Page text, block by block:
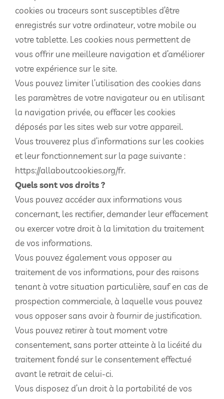
cookies ou traceurs sont susceptibles d’être
enregistrés sur votre ordinateur, votre mobile ou
votre tablette. Les cookies nous permettent de
vous offrir une meilleure navigation et d’améliorer
votre expérience sur le site.
Vous pouvez limiter l’utilisation des cookies dans
les paramètres de votre navigateur ou en utilisant
la navigation privée, ou effacer les cookies
déposés par les sites web sur votre appareil.
Vous trouverez plus d’informations sur les cookies
et leur fonctionnement sur la page suivante :
https://allaboutcookies.org/fr.
Quels sont vos droits ?
Vous pouvez accéder aux informations vous
concernant, les rectifier, demander leur effacement
ou exercer votre droit à la limitation du traitement
de vos informations.
Vous pouvez également vous opposer au
traitement de vos informations, pour des raisons
tenant à votre situation particulière, sauf en cas de
prospection commerciale, à laquelle vous pouvez
vous opposer sans avoir à fournir de justification.
Vous pouvez retirer à tout moment votre
consentement, sans porter atteinte à la licéité du
traitement fondé sur le consentement effectué
avant le retrait de celui-ci.
Vous disposez d’un droit à la portabilité de vos